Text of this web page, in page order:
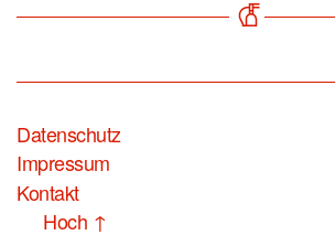
Datenschutz
Impressum
Kontakt
Hoch ↑